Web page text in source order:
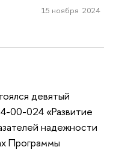
15 ноября 2024
девятый
00-024 «Развитие
надежности
Программы